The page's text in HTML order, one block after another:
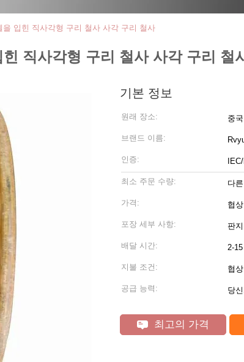
입힌 직사각형 구리 철사 사각 구리 철사
직사각형 구리 철사 사각 구리 철
기본 정보
원래 장소: 중국
브랜드 이름:
인증:
최소 주문 수량: 다
가격: 협
포장 세부 사항: 판
배달 시간: 2-
지불 조건: 협상
공급 능력: 당
최고의 가격